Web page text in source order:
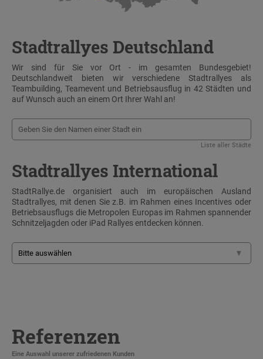
Stadtrallyes Deutschland
Wir sind für Sie vor Ort - im gesamten Bundesgebiet!
Deutschlandweit bieten wir verschiedene Stadtrallyes als
Teambuilding, Teamevent und Betriebsausflug in 42 Städten und
auf Wunsch auch an einem Ort Ihrer Wahl an!
Liste aller Städte
Stadtrallyes International
StadtRallye.de organisiert auch im europäischen Ausland
Stadtrallyes, mit denen Sie z.B. im Rahmen eines Incentives oder
Betriebsausflugs die Metropolen Europas im Rahmen spannender
Schnitzeljagden oder iPad Rallyes entdecken können.
Referenzen
Eine Auswahl unserer zufriedenen Kunden